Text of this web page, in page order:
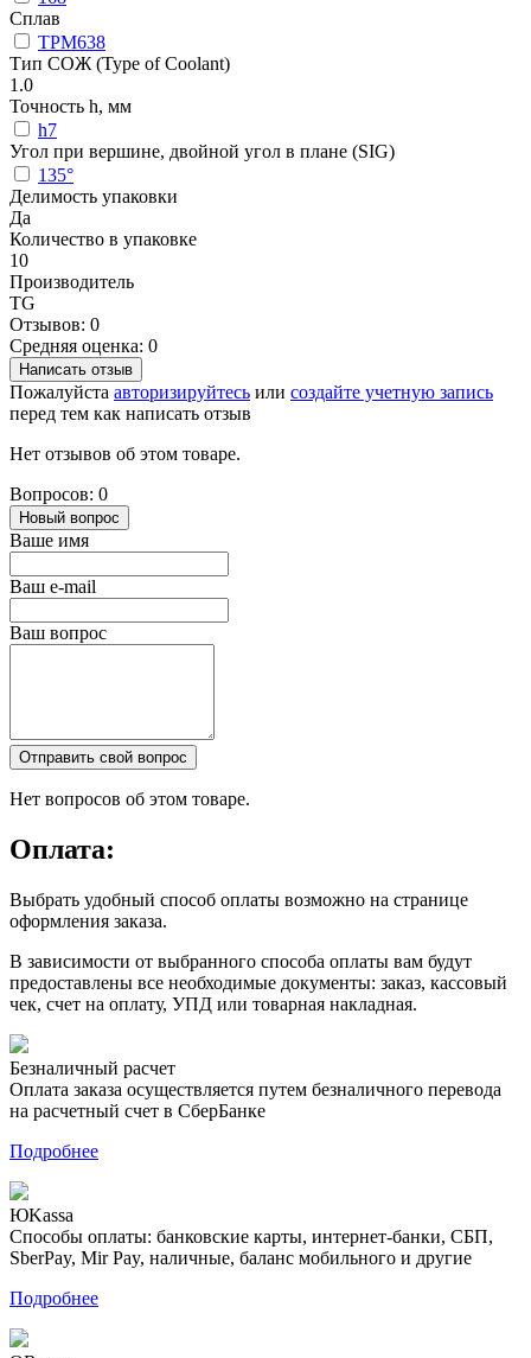
Сплав
TPM638
Тип СОЖ (Type of Coolant)
1.0
Точность h, мм
h7
Угол при вершине, двойной угол в плане (SIG)
135°
Делимость упаковки
Да
Количество в упаковке
10
Производитель
TG
Отзывов: 0
Средняя оценка: 0
Написать отзыв
Пожалуйста авторизируйтесь или создайте учетную запись
перед тем как написать отзыв
Нет отзывов об этом товаре.
Вопросов: 0
Новый вопрос
Ваше имя
Ваш e-mail
Ваш вопрос
Отправить свой вопрос
Нет вопросов об этом товаре.
Оплата:
Выбрать удобный способ оплаты возможно на странице
оформления заказа.
В зависимости от выбранного способа оплаты вам будут
предоставлены все необходимые документы: заказ, кассовый
чек, счет на оплату, УПД или товарная накладная.
Безналичный расчет
Оплата заказа осуществляется путем безналичного перевода
на расчетный счет в СберБанке
Подробнее
ЮKassa
Способы оплаты: банковские карты, интернет-банки, СБП,
SberPay, Mir Pay, наличные, баланс мобильного и другие
Подробнее